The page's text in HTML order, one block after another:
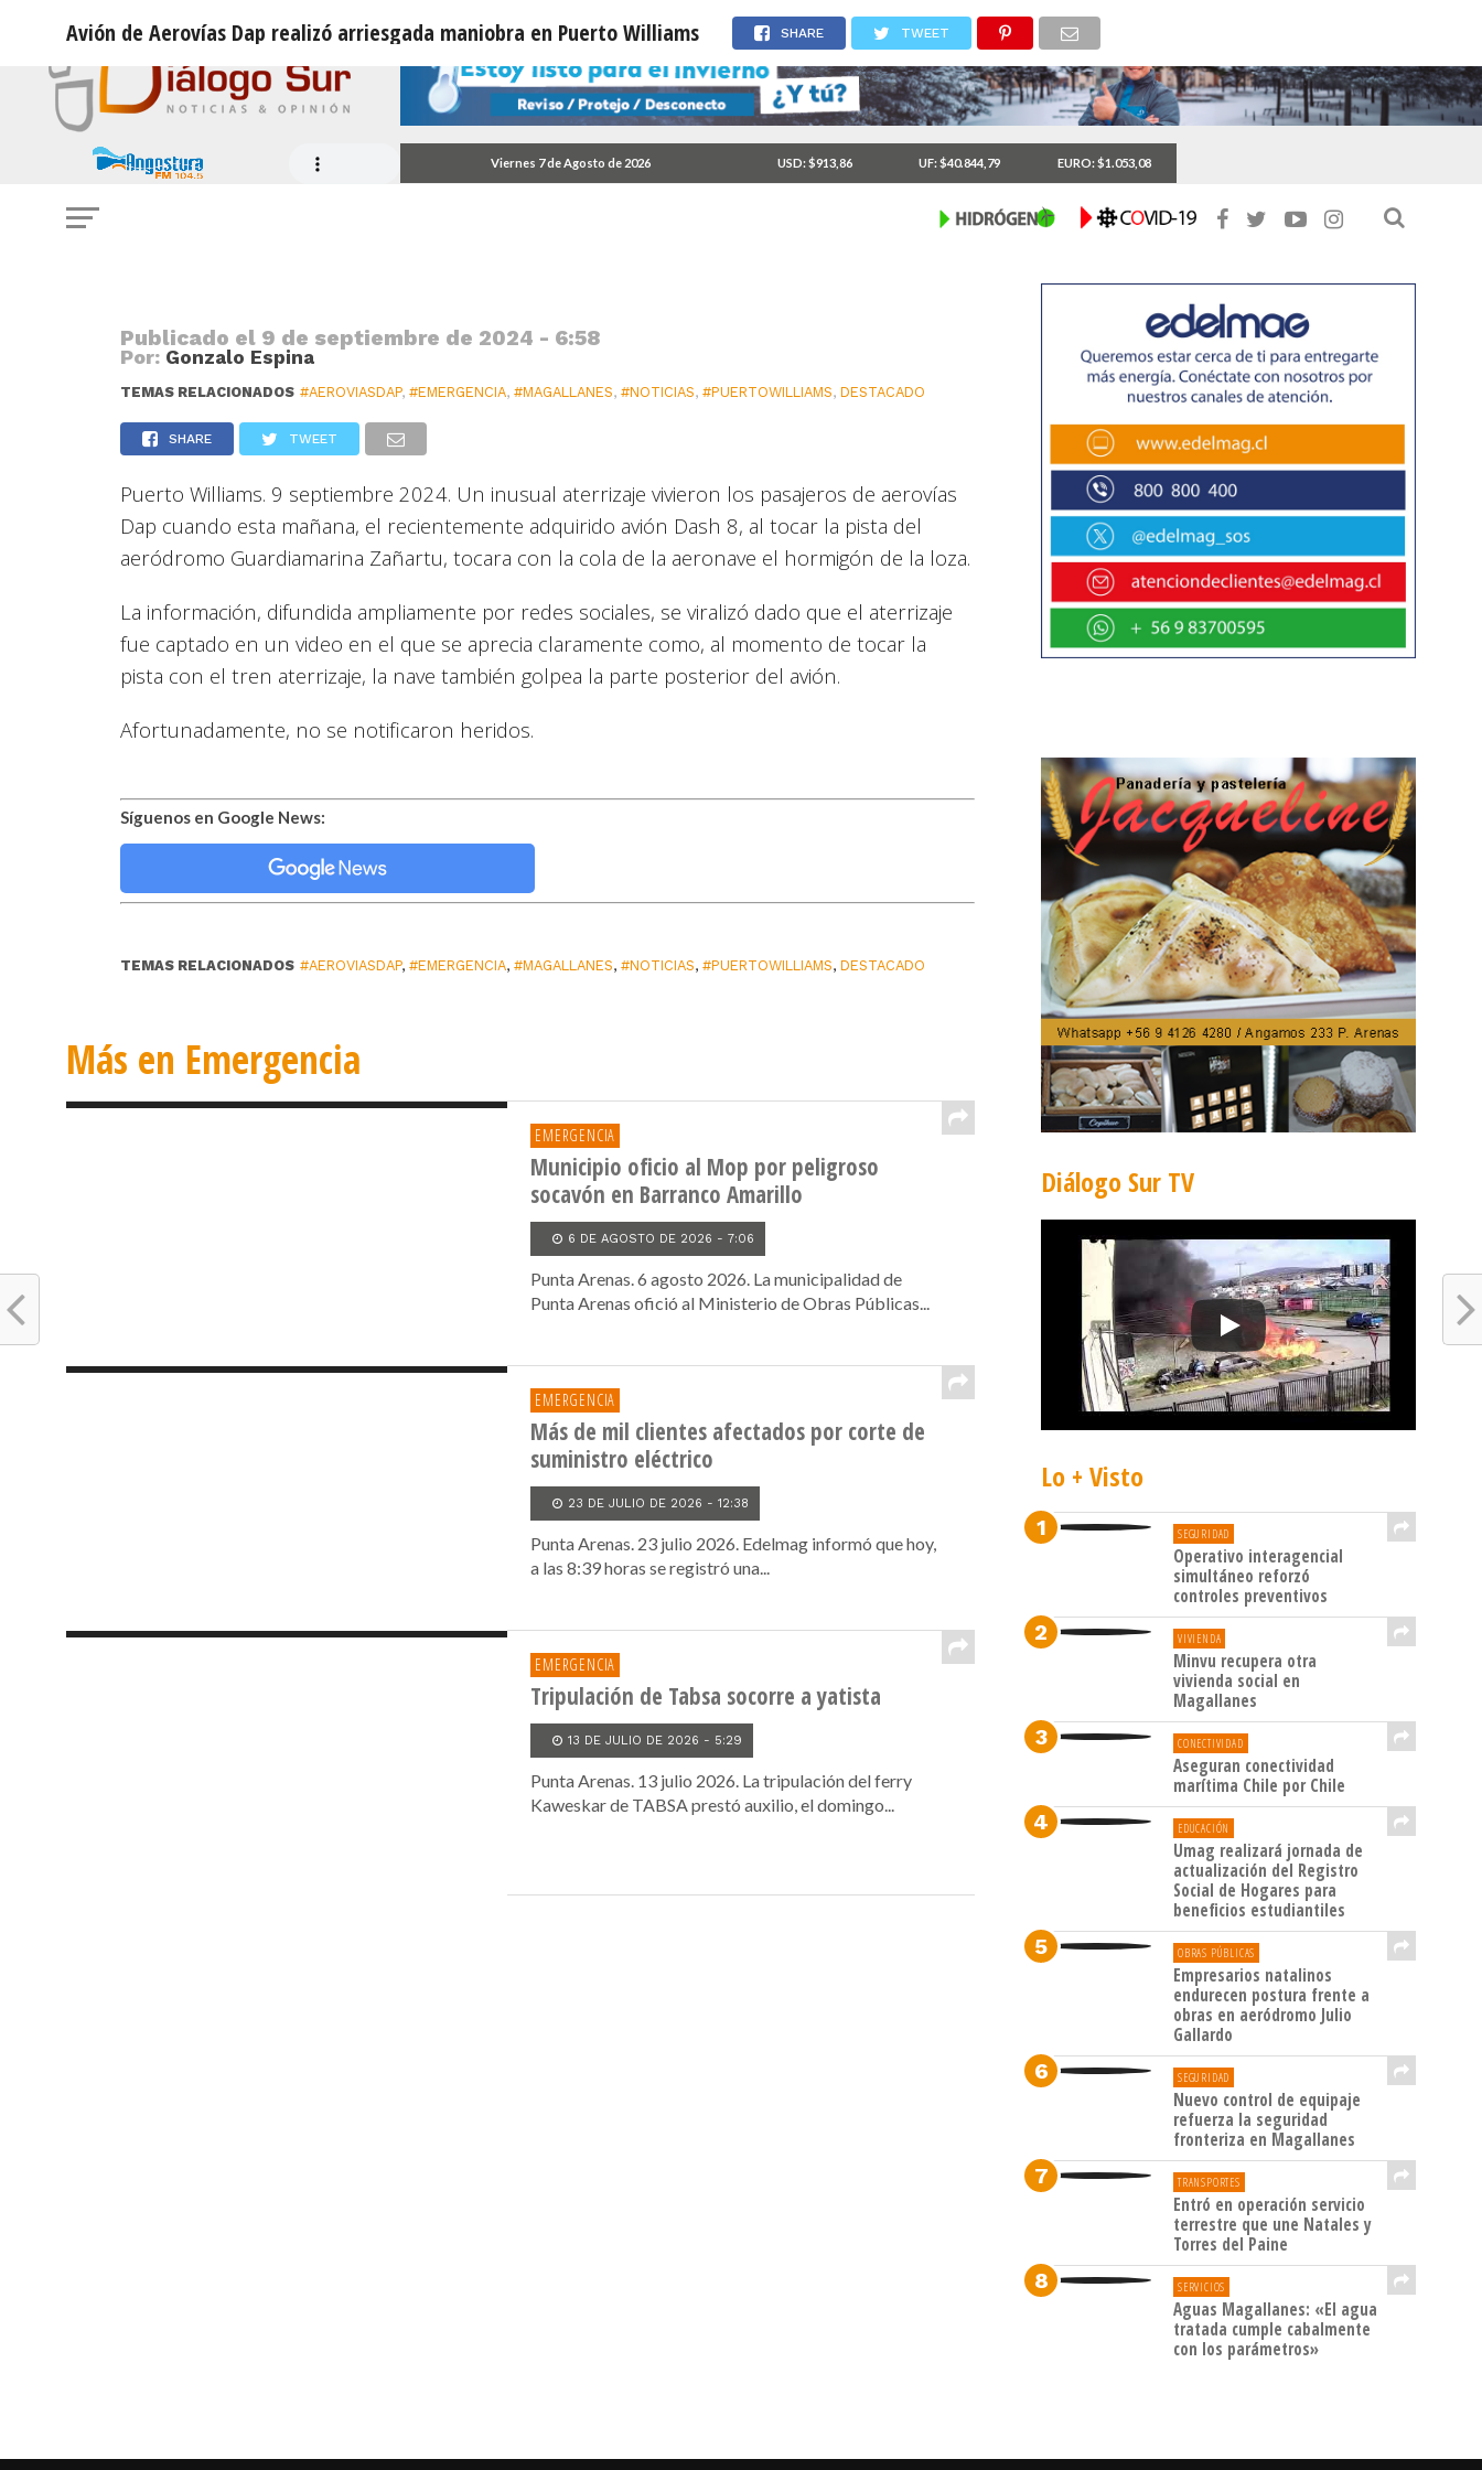
Viernes 7 de Agosto de 2026 USD: $913,86 UF: $40.844,79 EURO: $1.053,08
Avión de Aerovías Dap realizó arriesgada maniobra en Puerto Williams SHARE TWEET
Avión de Aerovías Dap realizó arriesgada maniobra en
Publicado el 9 de septiembre de 2024 - 6:58
Por: Gonzalo Espina
TEMAS RELACIONADOS #AEROVIASDAP,#EMERGENCIA,#MAGALLANES,#NOTICIAS,#PUERTOWILLIAMS,DESTACADO
SHARE TWEET
Puerto Williams. 9 septiembre 2024. Un inusual aterrizaje vivieron los pasajeros de aerovías
Dap cuando esta mañana, el recientemente adquirido avión Dash 8, al tocar la pista del
aeródromo Guardiamarina Zañartu, tocara con la cola de la aeronave el hormigón de la loza.
La información, difundida ampliamente por redes sociales, se viralizó dado que el aterrizaje
fue captado en un video en el que se aprecia claramente como, al momento de tocar la
pista con el tren aterrizaje, la nave también golpea la parte posterior del avión.
Afortunadamente, no se notificaron heridos.
Síguenos en Google News:
TEMAS RELACIONADOS #AEROVIASDAP,#EMERGENCIA,#MAGALLANES,#NOTICIAS,#PUERTOWILLIAMS,DESTACADO
Más en Emergencia
EMERGENCIA
Municipio oficio al Mop por peligroso
socavón en Barranco Amarillo
6 DE AGOSTO DE 2026 - 7:06
Punta Arenas. 6 agosto 2026. La municipalidad de
Punta Arenas ofició al Ministerio de Obras Públicas...
EMERGENCIA
Más de mil clientes afectados por corte de
suministro eléctrico
23 DE JULIO DE 2026 - 12:38
Punta Arenas. 23 julio 2026. Edelmag informó que hoy,
a las 8:39 horas se registró una...
EMERGENCIA
Tripulación de Tabsa socorre a yatista
13 DE JULIO DE 2026 - 5:29
Punta Arenas. 13 julio 2026. La tripulación del ferry
Kaweskar de TABSA prestó auxilio, el domingo...
Diálogo Sur TV
Lo + Visto
SEGURIDAD
Operativo interagencial
simultáneo reforzó
controles preventivos
VIVIENDA
Minvu recupera otra
vivienda social en
Magallanes
CONECTIVIDAD
Aseguran conectividad
marítima Chile por Chile
EDUCACIÓN
Umag realizará jornada de
actualización del Registro
Social de Hogares para
beneficios estudiantiles
OBRAS PÚBLICAS
Empresarios natalinos
endurecen postura frente a
obras en aeródromo Julio
Gallardo
SEGURIDAD
Nuevo control de equipaje
refuerza la seguridad
fronteriza en Magallanes
TRANSPORTES
Entró en operación servicio
terrestre que une Natales y
Torres del Paine
SERVICIOS
Aguas Magallanes: «El agua
tratada cumple cabalmente
con los parámetros»